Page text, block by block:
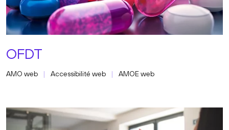
OFDT
AMO web Accessibilité web AMOE web